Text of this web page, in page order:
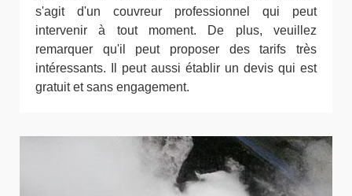
s'agit d'un couvreur professionnel qui peut
intervenir à tout moment. De plus, veuillez
remarquer qu'il peut proposer des tarifs très
intéressants. Il peut aussi établir un devis qui est
gratuit et sans engagement.